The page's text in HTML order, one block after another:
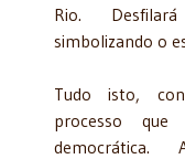
Rio.
simbolizando o
Tudo isto,
processo
democrática.